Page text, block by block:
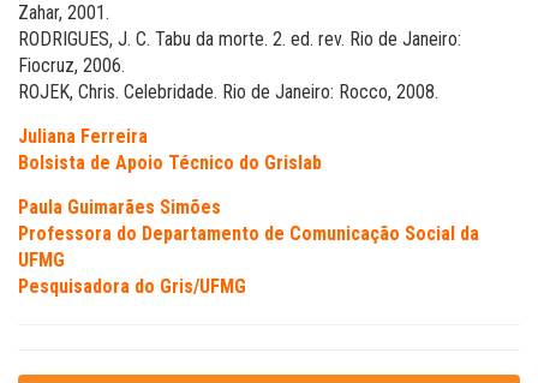
Zahar, 2001.
RODRIGUES, J. C. Tabu da morte. 2. ed. rev. Rio de Janeiro:
Fiocruz, 2006.
ROJEK, Chris. Celebridade. Rio de Janeiro: Rocco, 2008.
Juliana Ferreira
Bolsista de Apoio Técnico do Grislab
Paula Guimarães Simões
Professora do Departamento de Comunicação Social da
UFMG
Pesquisadora do Gris/UFMG